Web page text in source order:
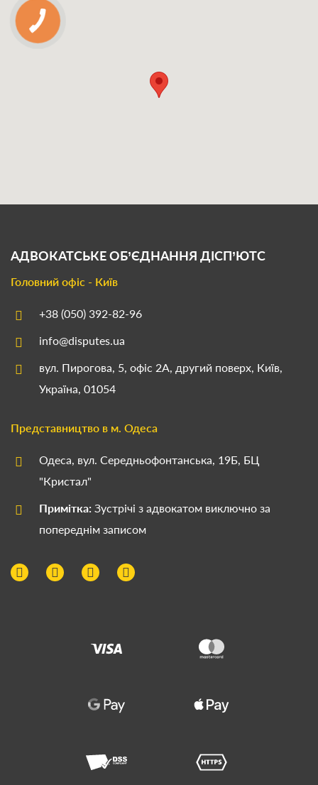
АДВОКАТСЬКЕ ОБ’ЄДНАННЯ ДІСП’ЮТС
Головний офіс - Київ
+38 (050) 392-82-96
info@disputes.ua
вул. Пирогова, 5, офіс 2А, другий поверх, Київ,
Україна, 01054
Представництво в м. Одеса
Одеса, вул. Середньофонтанська, 19Б, БЦ
"Кристал"
Примітка: Зустрічі з адвокатом виключно за
попереднім записом